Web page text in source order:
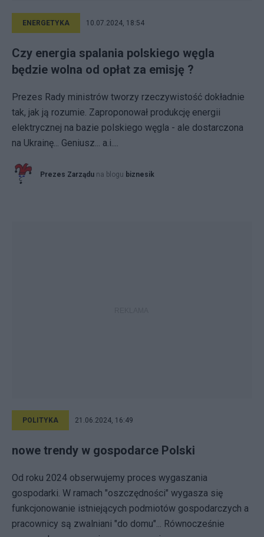
ENERGETYKA 10.07.2024, 18:54
Czy energia spalania polskiego węgla
będzie wolna od opłat za emisję ?
Prezes Rady ministrów tworzy rzeczywistość dokładnie
tak, jak ją rozumie. Zaproponował produkcję energii
elektrycznej na bazie polskiego węgla - ale dostarczona
na Ukrainę... Geniusz... a.i....
Prezes Zarządu na blogu biznesik
POLITYKA 21.06.2024, 16:49
nowe trendy w gospodarce Polski
Od roku 2024 obserwujemy proces wygaszania
gospodarki. W ramach "oszczędności" wygasza się
funkcjonowanie istniejących podmiotów gospodarczych a
pracownicy są zwalniani "do domu"... Równocześnie